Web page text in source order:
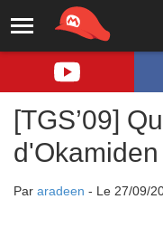
[TGS’09]
Par aradeen - Le 27/09/